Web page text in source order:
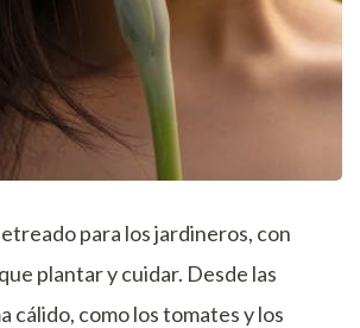
para los jardineros, con
plantar y cuidar. Desde las
cálido, como los tomates y los